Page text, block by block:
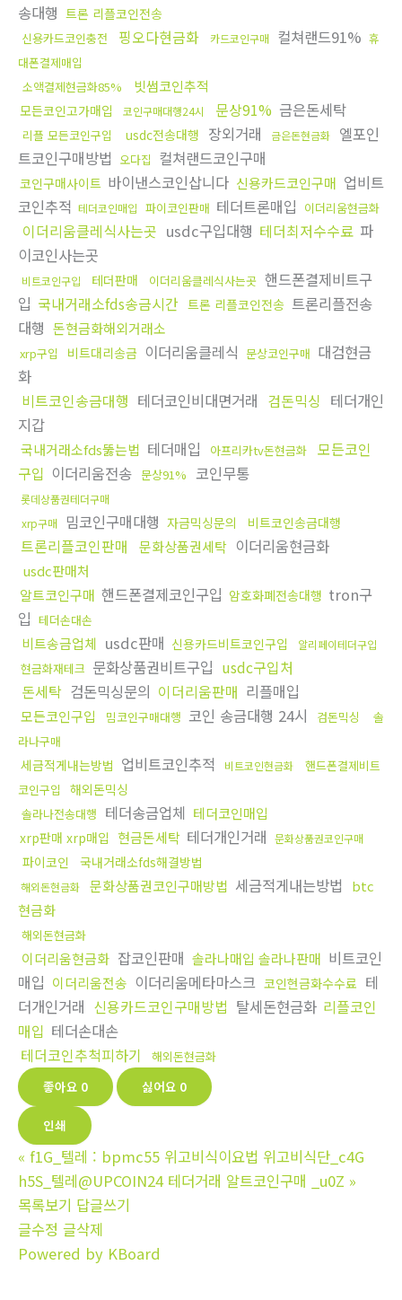
송대행 트론 리플코인전송
신용카드코인충전 핑오다현금화 카드코인구매 컬쳐랜드91% 휴
대폰결제매입
소액결제현금화85%
빗썸코인추적
모든코인고가매입 코인구매대행24시 문상91% 금은돈세탁
리플 모든코인구입 usdc전송대행 장외거래 금은돈현금화
엘포인
트코인구매방법 오다집 컬쳐랜드코인구매
코인구매사이트 바이낸스코인삽니다 신용카드코인구매 업비트
코인추적 테더코인매입 파이코인판매 테더트론매입 이더리움현금화
이더리움클레식사는곳 usdc구입대행 테더최저수수료 파
이코인사는곳
비트코인구입 테더판매 이더리움클레식사는곳 핸드폰결제비트구
입 국내거래소fds송금시간 트론 리플코인전송 트론리플전송
대행 돈현금화해외거래소
xrp구입 비트대리송금 이더리움클레식 문상코인구매 대검현금
화
비트코인송금대행 테더코인비대면거래 검돈믹싱 테더개인
지갑
국내거래소fds뚫는법 테더매입 아프리카tv돈현금화
모든코인
구입 이더리움전송 문상91% 코인무통
롯데상품권테더구매
xrp구매
밈코인구매대행 자금믹싱문의 비트코인송금대행
트론리플코인판매 문화상품권세탁 이더리움현금화
usdc판매처
알트코인구매 핸드폰결제코인구입 암호화폐전송대행 tron구
입 테더손대손
비트송금업체 usdc판매 신용카드비트코인구입 알리페이테더구입
현금화재테크 문화상품권비트구입 usdc구입처
돈세탁 검돈믹싱문의 이더리움판매 리플매입
모든코인구입 밈코인구매대행 코인 송금대행 24시 검돈믹싱
솔
라나구매
세금적게내는방법 업비트코인추적 비트코인현금화
핸드폰결제비트
코인구입
해외돈믹싱
솔라나전송대행 테더송금업체 테더코인매입
xrp판매 xrp매입 현금돈세탁 테더개인거래 문화상품권코인구매
파이코인 국내거래소fds해결방법
해외돈현금화 문화상품권코인구매방법 세금적게내는방법
btc
현금화
해외돈현금화
이더리움현금화 잡코인판매 솔라나매입 솔라나판매 비트코인
매입 이더리움전송 이더리움메타마스크 코인현금화수수료 테
더개인거래 신용카드코인구매방법 탈세돈현금화 리플코인
매입 테더손대손
테더코인추척피하기
해외돈현금화
좋아요 0 싫어요 0
인쇄
« f1G_텔레 : bpmc55 위고비식이요법 위고비식단_c4G
h5S_텔레@UPCOIN24 테더거래 알트코인구매 _u0Z »
목록보기 답글쓰기
글수정 글삭제
Powered by KBoard